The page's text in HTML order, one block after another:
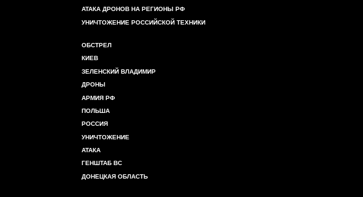
АТАКА ДРОНОВ НА РЕГИОНЫ РФ
УНИЧТОЖЕНИЕ РОССИЙСКОЙ ТЕХНИКИ
ОБСТРЕЛ
КИЕВ
ЗЕЛЕНСКИЙ ВЛАДИМИР
ДРОНЫ
АРМИЯ РФ
ПОЛЬША
РОССИЯ
УНИЧТОЖЕНИЕ
АТАКА
ГЕНШТАБ ВС
ДОНЕЦКАЯ ОБЛАСТЬ